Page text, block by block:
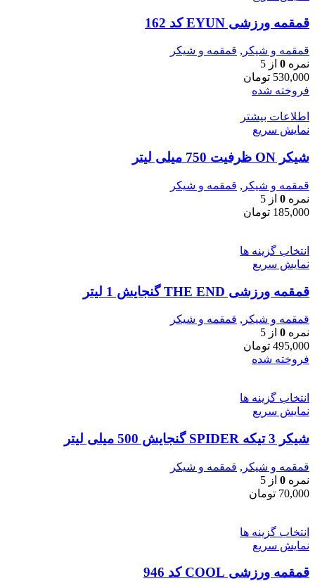
قمقمه ورزشی EYUN کد 162
قمقمه و شیکر , قمقمه و شیکر
نمره 0 از 5
530,000 تومان
فروخته شده
اطلاعات بیشتر
نمایش سریع
شیکر ON ظرفیت 750 میلی لیتر
قمقمه و شیکر , قمقمه و شیکر
نمره 0 از 5
185,000 تومان
انتخاب گزینه ها
نمایش سریع
قمقمه ورزشی THE END گنجایش 1 لیتر
قمقمه و شیکر , قمقمه و شیکر
نمره 0 از 5
495,000 تومان
فروخته شده
انتخاب گزینه ها
نمایش سریع
شیکر 3 تیکه SPIDER گنجایش 500 میلی لیتر
قمقمه و شیکر , قمقمه و شیکر
نمره 0 از 5
70,000 تومان
انتخاب گزینه ها
نمایش سریع
قمقمه ورزشی COOL کد 946